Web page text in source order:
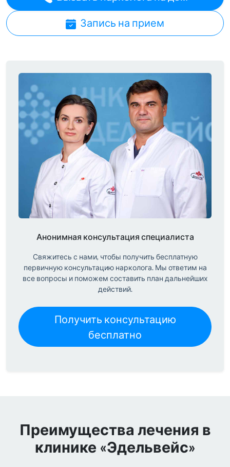
Запись на прием
Анонимная консультация специалиста
Свяжитесь с нами, чтобы получить бесплатную
первичную консультацию нарколога. Мы ответим на
все вопросы и поможем составить план дальнейших
действий.
Получить консультацию
бесплатно
Преимущества лечения в
клинике «Эдельвейс»